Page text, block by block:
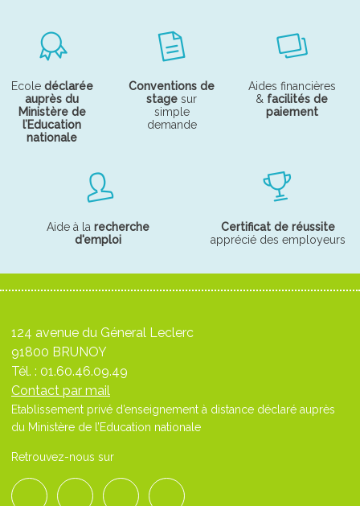
Ecole déclarée
auprès du
Ministère de
l’Education
nationale
Conventions de
stagesur
simple
demande
Aides financières
& facilités de
paiement
Aide à la recherche
d'emploi
Certificat de réussite
apprécié des employeurs
124 avenue du Géneral Leclerc
91800 BRUNOY
Tél. : 01.60.46.09.49
Contact par mail
Etablissement privé d’enseignement à distance déclaré auprès
du Ministère de l’Education nationale
Retrouvez-nous sur